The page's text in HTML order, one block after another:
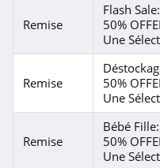
Remise
Flash
50%
Une
Remise
50%
Une
Remise
Bébé
50%
Une